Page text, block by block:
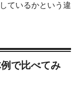
ているかという違
で比べてみ